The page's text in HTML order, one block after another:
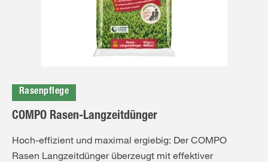
Rasenpflege
COMPO Rasen-Langzeitdünger
Hoch-effizient und maximal ergiebig: Der COMPO
Rasen Langzeitdünger überzeugt mit effektiver